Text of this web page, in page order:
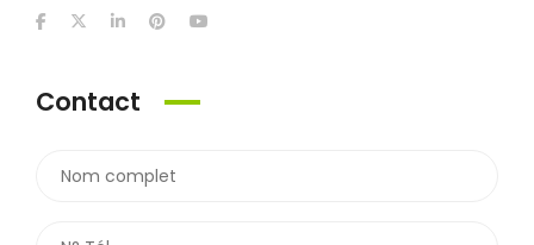
Contact